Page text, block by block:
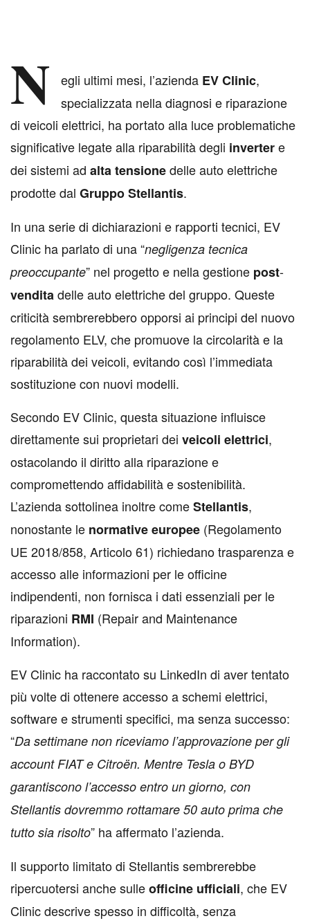
N egli ultimi mesi, l’azienda EVClinic,
specializzata nella diagnosi e riparazione
di veicoli elettrici, ha portato alla luce problematiche
significative legate alla riparabilità degli invertere
dei sistemi ad altatensionedelle auto elettriche
prodotte dal GruppoStellantis.
In una serie di dichiarazioni e rapporti tecnici, EV
Clinic ha parlato di una “negligenza tecnica
preoccupante” nel progetto e nella gestione post-
venditadelle auto elettriche del gruppo. Queste
criticità sembrerebbero opporsi ai principi del nuovo
regolamento ELV, che promuove la circolarità e la
riparabilità dei veicoli, evitando così l’immediata
sostituzione con nuovi modelli.
Secondo EV Clinic, questa situazione influisce
direttamente sui proprietari dei veicoli elettrici,
ostacolando il diritto alla riparazione e
compromettendo affidabilità e sostenibilità.
L’azienda sottolinea inoltre comeStellantis,
nonostante le normativeeuropee (Regolamento
UE 2018/858, Articolo 61) richiedano trasparenza e
accesso alle informazioni per le officine
indipendenti, non fornisca i dati essenziali per le
riparazioni RMI (Repair and Maintenance
Information).
EV Clinic ha raccontato su LinkedIn di aver tentato
più volte di ottenere accesso a schemi elettrici,
software e strumenti specifici, ma senza successo:
“Da settimane non riceviamo l’approvazione per gli
account FIAT e Citroën. Mentre Tesla o BYD
garantiscono l’accesso entro un giorno, con
Stellantis dovremmo rottamare 50 auto prima che
tutto sia risolto” ha affermato l’azienda.
Il supporto limitato di Stellantis sembrerebbe
ripercuotersi anche sulleofficine ufficiali, che EV
Clinic descrive spesso in difficoltà, senza